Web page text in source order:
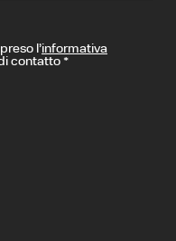
l’informativa
contatto *